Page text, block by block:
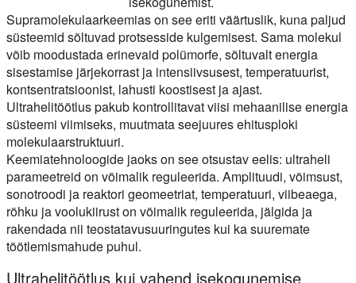
Supramolekulaarkeemias on see eriti väärtuslik, kuna paljud
süsteemid sõltuvad protsesside kulgemisest. Sama molekul
võib moodustada erinevaid polümorfe, sõltuvalt energia
sisestamise järjekorrast ja intensiivsusest, temperatuurist,
kontsentratsioonist, lahusti koostisest ja ajast.
Ultrahelitöötlus pakub kontrollitavat viisi mehaanilise energia
süsteemi viimiseks, muutmata seejuures ehitusploki
molekulaarstruktuuri.
Keemiatehnoloogide jaoks on see otsustav eelis: ultraheli
parameetreid on võimalik reguleerida. Amplituudi, võimsust,
sonotroodi ja reaktori geomeetriat, temperatuuri, viibeaega,
rõhku ja voolukiirust on võimalik reguleerida, jälgida ja
rakendada nii teostatavusuuringutes kui ka suuremate
töötlemismahude puhul.
Ultrahelitöötlus kui vahend isekogunemise